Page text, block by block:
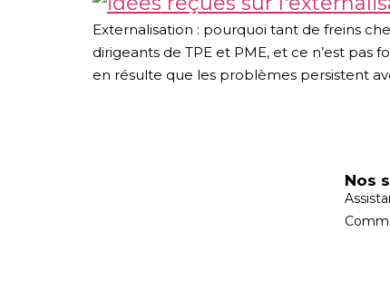
Externalisation : pourquoi tant de freins
dirigeants de TPE et PME, et ce n’est pas
en résulte que les problèmes persistent
Nos